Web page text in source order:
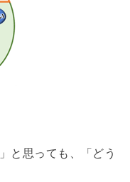
と思っても、「どう